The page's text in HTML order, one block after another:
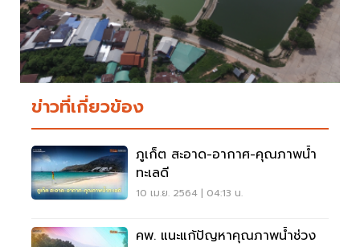
ข่าวที่เกี่ยวข้อง
ภูเก็ต สะอาด-อากาศ-คุณภาพน้ำ
ทะเลดี
10 เม.ย. 2564 | 04:13 น.
คพ. แนะแก้ปัญหาคุณภาพน้ำช่วง